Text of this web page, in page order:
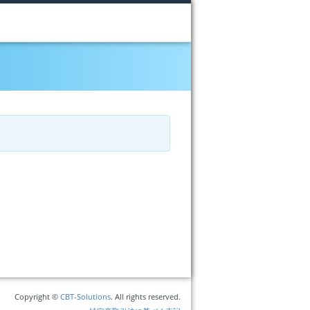
Copyright © CBT-Solutions. All rights reserved.